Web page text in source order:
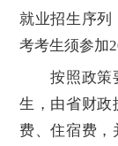
就业招生序列
考考生须参加
按照政策要
生，由省财政
费、住宿费，